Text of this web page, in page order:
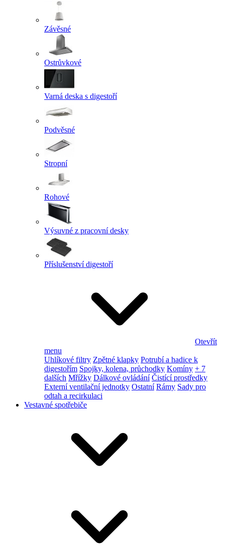
Závěsné
Ostrůvkové
Varná deska s digestoří
Podvěsné
Stropní
Rohové
Výsuvné z pracovní desky
Příslušenství digestoří
Otevřít
menu
Uhlíkové filtry Zpětné klapky Potrubí a hadice k
digestořím Spojky, kolena, průchodky Komíny + 7
dalších Mřížky Dálkové ovládání Čistící prostředky
Externí ventilační jednotky Ostatní Rámy Sady pro
odtah a recirkulaci
Vestavné spotřebiče